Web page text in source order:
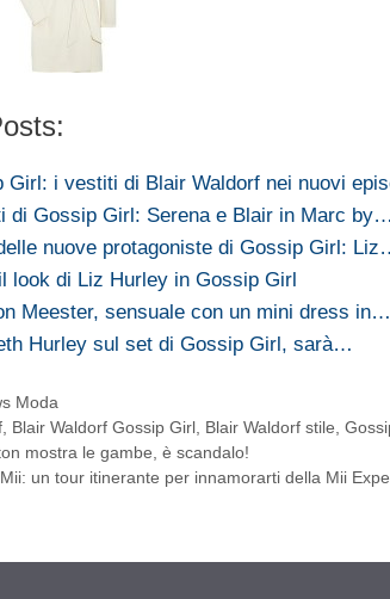
Girl: i vestiti di Blair Waldorf nei nuovi
di Gossip Girl: Serena e Blair in Marc by…
nuove protagoniste di Gossip Girl:
look di Liz Hurley in Gossip Girl
Meester, sensuale con un mini dress in…
Hurley sul set di Gossip Girl, sarà…
Moda
, Blair Waldorf Gossip Girl, Blair Waldorf stile,
mostra le gambe, è scandalo!
un tour itinerante per innamorarti della Mii